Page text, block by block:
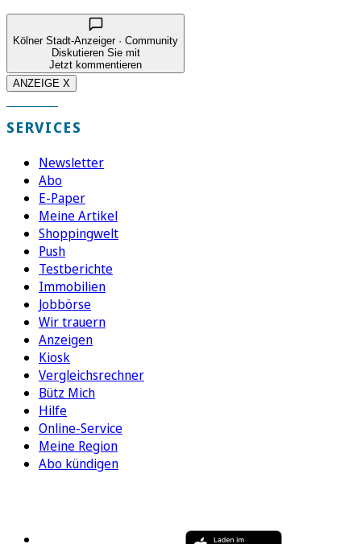
Kölner Stadt-Anzeiger · Community
Diskutieren Sie mit
Jetzt kommentieren
ANZEIGE X
SERVICES
Newsletter
Abo
E-Paper
Meine Artikel
Shoppingwelt
Push
Testberichte
Immobilien
Jobbörse
Wir trauern
Anzeigen
Kiosk
Vergleichsrechner
Bütz Mich
Hilfe
Online-Service
Meine Region
Abo kündigen